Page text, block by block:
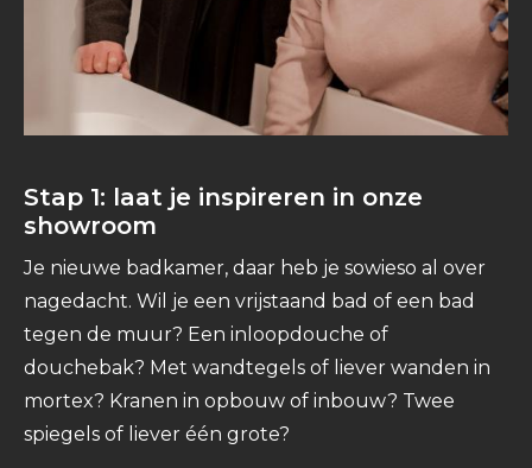
Stap 1: laat je inspireren in onze
showroom
Je nieuwe badkamer, daar heb je sowieso al over
nagedacht. Wil je een vrijstaand bad of een bad
tegen de muur? Een inloopdouche of
douchebak? Met wandtegels of liever wanden in
mortex? Kranen in opbouw of inbouw? Twee
spiegels of liever één grote?